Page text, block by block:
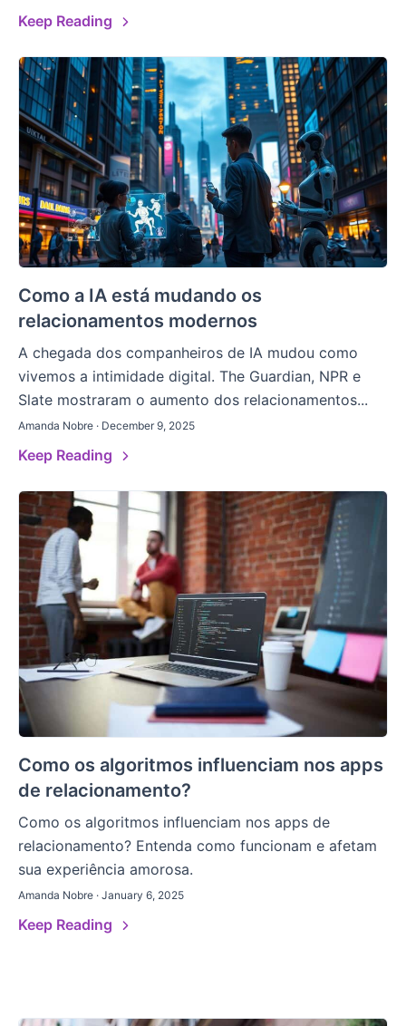
Keep Reading
Como a IA está mudando os
relacionamentos modernos
A chegada dos companheiros de IA mudou como
vivemos a intimidade digital. The Guardian, NPR e
Slate mostraram o aumento dos relacionamentos...
Amanda Nobre · December 9, 2025
Keep Reading
Como os algoritmos influenciam nos apps
de relacionamento?
Como os algoritmos influenciam nos apps de
relacionamento? Entenda como funcionam e afetam
sua experiência amorosa.
Amanda Nobre · January 6, 2025
Keep Reading